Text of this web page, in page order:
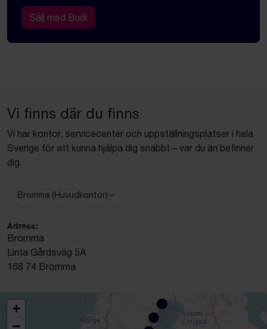
Sälj med Budi
Vi finns där du finns
Vi har kontor, servicecenter och uppställningsplatser i hela
Sverige för att kunna hjälpa dig snabbt – var du än befinner
dig.
Välj anläggning:
Bromma (Huvudkontor)
Adress:
Bromma
Linta Gårdsväg 5A
168 74 Bromma
+